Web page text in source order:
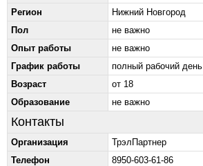
Регион
Нижний Новгород
Пол
не важно
Опыт работы
не важно
График работы
полный рабочий день
Возраст
от 18
Образование
не важно
Контакты
Организация
ТрэлПартнер
Телефон
8950-603-61-86